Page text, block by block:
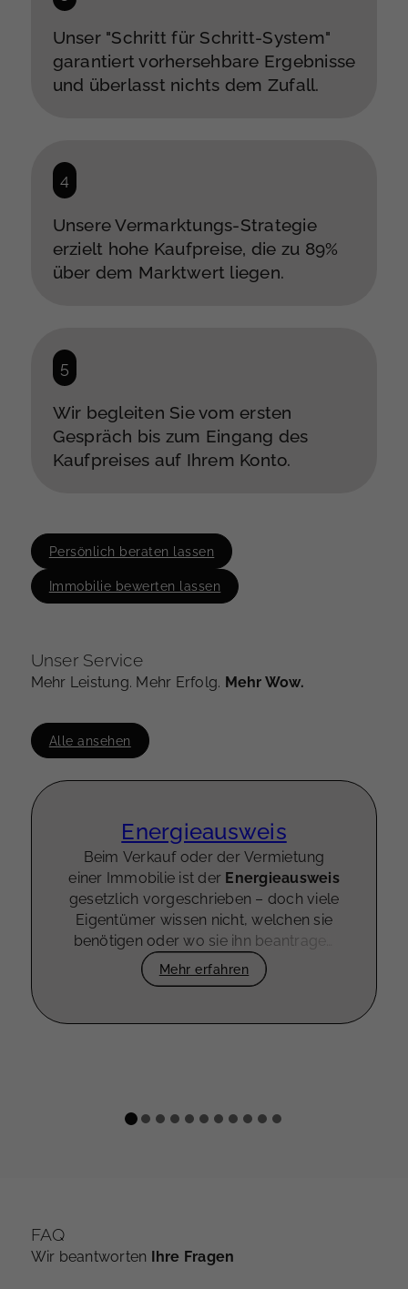
Unser "Schritt für Schritt-System"
garantiert vorhersehbare Ergebnisse
und überlasst nichts dem Zufall.
Unsere Vermarktungs-Strategie
erzielt hohe Kaufpreise, die zu 89%
über dem Marktwert liegen.
Wir begleiten Sie vom ersten
Gespräch bis zum Eingang des
Kaufpreises auf Ihrem Konto.
Persönlich beraten lassen
Immobilie bewerten lassen
Unser Service
Mehr Leistung. Mehr Erfolg. Mehr Wow.
Alle ansehen
Energieausweis
Beim Verkauf oder der Vermietung
einer Immobilie ist der Energieausweis
gesetzlich vorgeschrieben – doch viele
Eigentümer wissen nicht, welchen sie
benötigen oder wo sie ihn beantragen
WE
ESTATES übernimmt das
für Sie, damit Ihre Immobilie
Mehr erfahren
FAQ
Wir beantworten Ihre Fragen